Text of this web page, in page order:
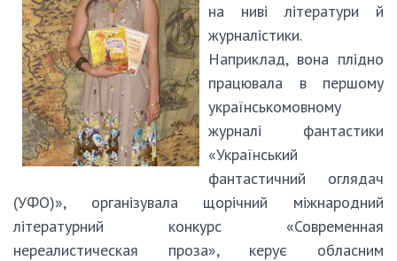
на ниві літератури й
журналістики.
Наприклад, вона плідно
працювала в першому
українськомовному
журналі фантастики
«Український
фантастичний оглядач
(УФО)», організувала щорічний міжнародний
літературний конкурс «Современная
нереалистическая проза», керує обласним